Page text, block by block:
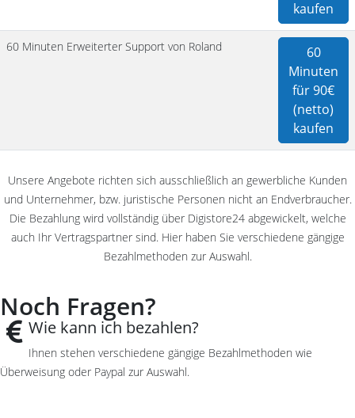
kaufen
60 Minuten Erweiterter Support von Roland
60
Minuten
für 90€
(netto)
kaufen
Unsere Angebote richten sich ausschließlich an gewerbliche Kunden
und Unternehmer, bzw. juristische Personen nicht an Endverbraucher.
Die Bezahlung wird vollständig über Digistore24 abgewickelt, welche
auch Ihr Vertragspartner sind. Hier haben Sie verschiedene gängige
Bezahlmethoden zur Auswahl.
Noch Fragen?
Wie kann ich bezahlen?
Ihnen stehen verschiedene gängige Bezahlmethoden wie
Überweisung oder Paypal zur Auswahl.